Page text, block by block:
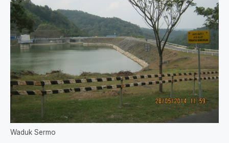
Waduk Sermo